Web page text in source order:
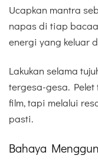
Ucapkan mantra
napas di tiap
energi yang keluar
Lakukan selama
tergesa-gesa.
film, tapi melalui
pasti.
Bahaya